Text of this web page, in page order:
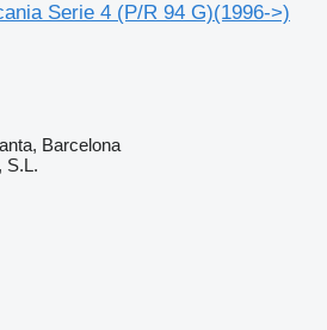
Serie 4 (P/R 94 G)(1996->)
Barcelona
S.L.